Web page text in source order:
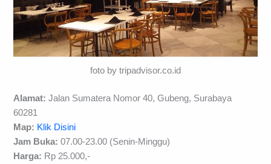
foto by tripadvisor.co.id
Alamat: Jalan Sumatera Nomor 40, Gubeng, Surabaya
60281
Map: Klik Disini
Jam Buka: 07.00-23.00 (Senin-Minggu)
Harga: Rp 25.000,-